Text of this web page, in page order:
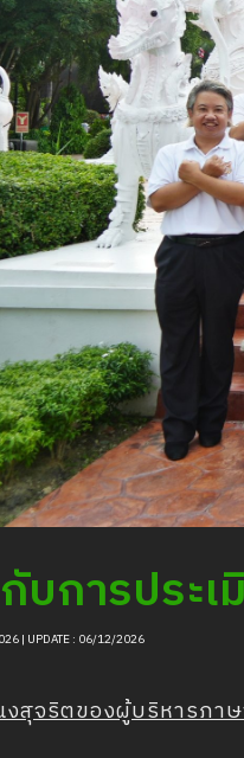
บการประ
| UPDATE : 06/12/2026
งสุจริตของผู้บริหารภา